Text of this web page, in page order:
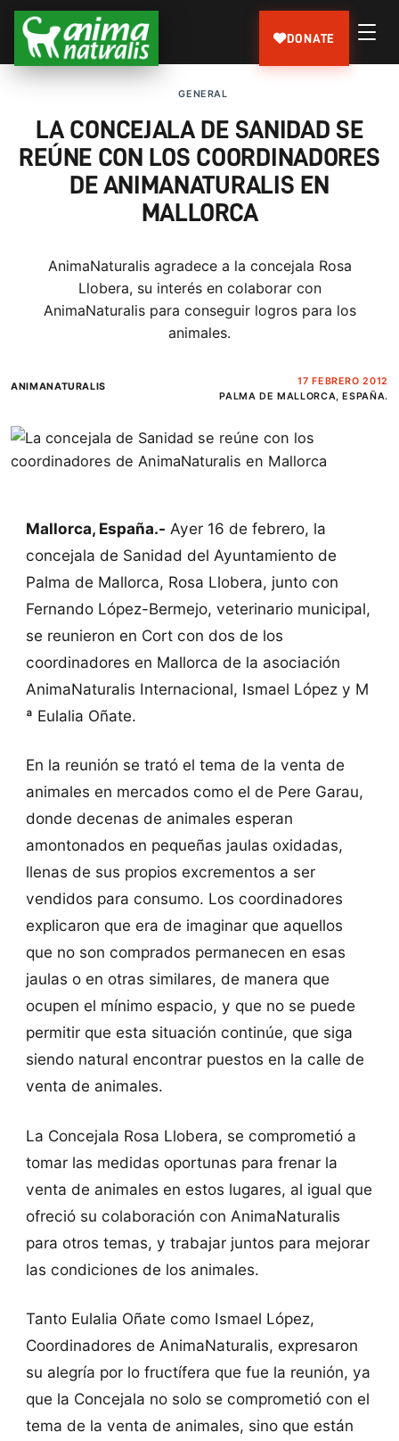
DONATE
GENERAL
LA CONCEJALA DE SANIDAD SE
REÚNE CON LOS COORDINADORES
DE ANIMANATURALIS EN
MALLORCA
AnimaNaturalis agradece a la concejala Rosa
Llobera, su interés en colaborar con
AnimaNaturalis para conseguir logros para los
animales.
ANIMANATURALIS
17 FEBRERO 2012
PALMA DE MALLORCA, ESPAÑA.
Mallorca, España.- Ayer 16 de febrero, la
concejala de Sanidad del Ayuntamiento de
Palma de Mallorca, Rosa Llobera, junto con
Fernando López-Bermejo, veterinario municipal,
se reunieron en Cort con dos de los
coordinadores en Mallorca de la asociación
AnimaNaturalis Internacional, Ismael López y M
ª Eulalia Oñate.
En la reunión se trató el tema de la venta de
animales en mercados como el de Pere Garau,
donde decenas de animales esperan
amontonados en pequeñas jaulas oxidadas,
llenas de sus propios excrementos a ser
vendidos para consumo. Los coordinadores
explicaron que era de imaginar que aquellos
que no son comprados permanecen en esas
jaulas o en otras similares, de manera que
ocupen el mínimo espacio, y que no se puede
permitir que esta situación continúe, que siga
siendo natural encontrar puestos en la calle de
venta de animales.
La Concejala Rosa Llobera, se comprometió a
tomar las medidas oportunas para frenar la
venta de animales en estos lugares, al igual que
ofreció su colaboración con AnimaNaturalis
para otros temas, y trabajar juntos para mejorar
las condiciones de los animales.
Tanto Eulalia Oñate como Ismael López,
Coordinadores de AnimaNaturalis, expresaron
su alegría por lo fructífera que fue la reunión, ya
que la Concejala no solo se comprometió con el
tema de la venta de animales, sino que están